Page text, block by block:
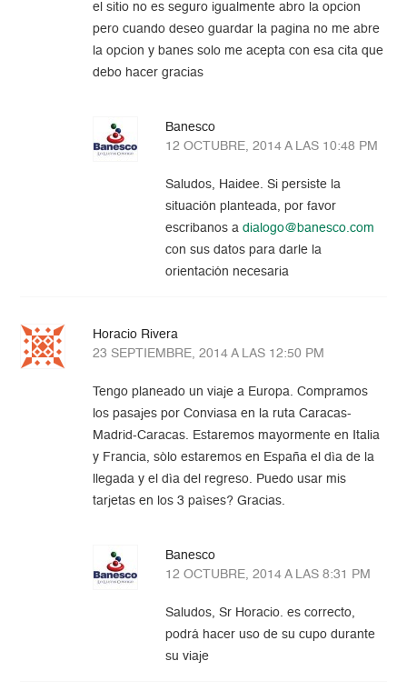
el sitio no es seguro igualmente abro la opcion
pero cuando deseo guardar la pagina no me abre
la opcion y banes solo me acepta con esa cita que
debo hacer gracias
Banesco
12 OCTUBRE, 2014 A LAS 10:48 PM
Saludos, Haidee. Si persiste la
situación planteada, por favor
escribanos adialogo@banesco.com
con sus datos para darle la
orientación necesaria
Horacio Rivera
23 SEPTIEMBRE, 2014 A LAS 12:50 PM
Tengo planeado un viaje a Europa. Compramos
los pasajes por Conviasa en la ruta Caracas-
Madrid-Caracas. Estaremos mayormente en Italia
y Francia, sòlo estaremos en España el dìa de la
llegada y el dìa del regreso. Puedo usar mis
tarjetas en los 3 paìses? Gracias.
Banesco
12 OCTUBRE, 2014 A LAS 8:31 PM
Saludos, Sr Horacio. es correcto,
podrá hacer uso de su cupo durante
su viaje